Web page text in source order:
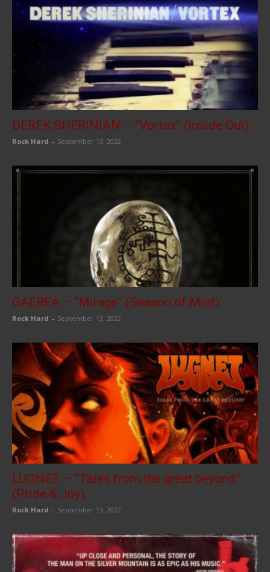
DEREK SHERINIAN – “Vortex” (Inside Out)
Rock Hard - September 13, 2022
GAEREA – “Mirage” (Season of Mist)
Rock Hard - September 13, 2022
LUGNET – “Tales from the great beyond”
(Pride & Joy)
Rock Hard - September 13, 2022